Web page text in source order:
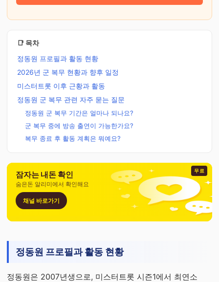
📑 목차
정동원 프로필과 활동 현황
2026년 군 복무 현황과 향후 일정
미스터트롯 이후 근황과 활동
정동원 군 복무 관련 자주 묻는 질문
정동원 군 복무 기간은 얼마나 되나요?
군 복무 중에 방송 출연이 가능한가요?
복무 종료 후 활동 계획은 뭐예요?
무료
잠자는 내돈 확인
숨은돈 알리미에서 확인해요
채널 바로가기
정동원 프로필과 활동 현황
정동원은 2007년생으로, 미스터트롯 시즌1에서 최연소